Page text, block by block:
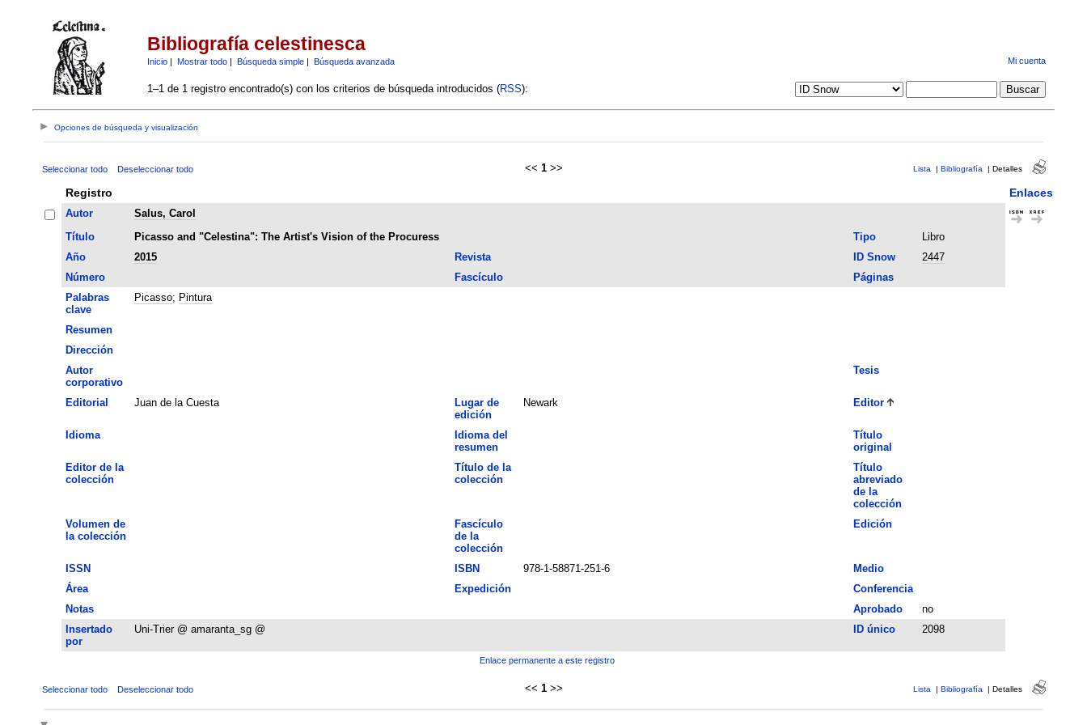
Bibliografía celestinesca
Inicio| Mostrar todo| Búsqueda simple| Búsqueda avanzada Mi cuenta
1–1 de 1 registro encontrado(s) con los criterios de búsqueda introducidos (RSS):
Opciones de búsqueda y visualización
Seleccionar todo Deseleccionar todo << 1 >> Lista | Bibliografía | Detalles
Registro Enlaces
Autor
Salus, Carol
Título
Picasso and "Celestina": The Artist's Vision of the Procuress Tipo
Libro
Año
2015 Revista ID Snow
2447
Número
Fascículo
Páginas
Palabras
clave
Picasso; Pintura
Resumen
Dirección
Autor
corporativo
Tesis
Editorial Juan de la Cuesta
Lugar de
edición
Newark Editor
Idioma
Idioma del
resumen
Título
original
Editor de la
colección
Título de la
colección
Título
abreviado
de la
colección
Volumen de
la colección
Fascículo
de la
colección
Edición
ISSN ISBN 978-1-58871-251-6
Medio
Área
Expedición
Conferencia
Notas
Aprobado
no
Insertado
por
Uni-Trier @ amaranta_sg @ ID único 2098
Enlace permanente a este registro
Seleccionar todo Deseleccionar todo << 1 >> Lista | Bibliografía | Detalles